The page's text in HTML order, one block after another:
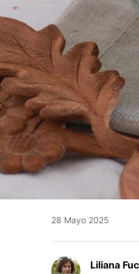
28 Mayo 2025
Liliana